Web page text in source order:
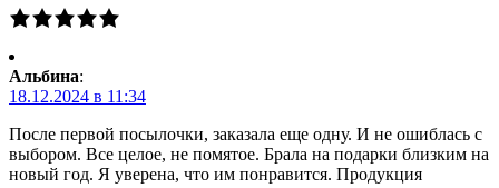
Альбина:
18.12.2024 в 11:34
После первой посылочки, заказала еще одну. И не ошиблась с
выбором. Все целое, не помятое. Брала на подарки близким на
новый год. Я уверена, что им понравится. Продукция